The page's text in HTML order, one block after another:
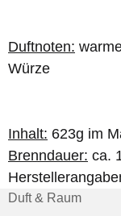
Duftnoten:
Würze
Inhalt: 623g im
Brenndauer: ca.
Duft & Raum